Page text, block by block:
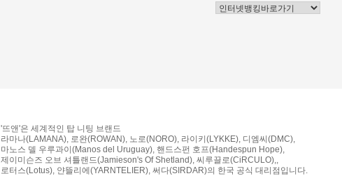
'뜨앤'은 세계적인 탑 니팅 브랜드
라마나(LAMANA), 로완(ROWAN), 노로(NORO), 라이키(LYKKE), 디엠씨(DMC),
마노스 델 우루과이(Manos del Uruguay), 핸드스펀 호프(Handespun Hope),
제이미슨즈 오브 셔틀랜드(Jamieson's Of Shetland), 씨루끌로(CiRCULO),,
로터스(Lotus), 얀뜰리에(YARNTELIER), 써다(SIRDAR)의 한국 공식 대리점입니다.